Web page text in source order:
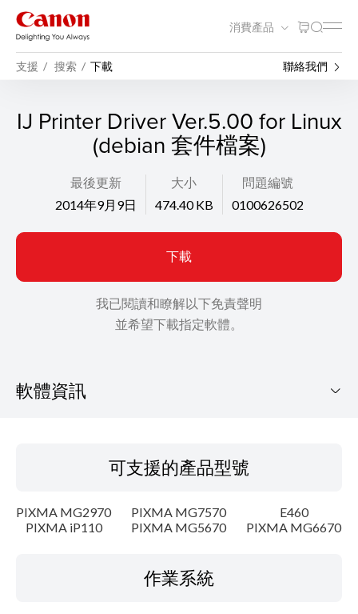
消費產品
支援 搜索 下載 聯絡我們
IJ Printer Driver Ver.5.00 for Linux
(debian 套件檔案)
最後更新
2014年9月9日
大小
474.40 KB
問題編號
0100626502
下載
我已閱讀和瞭解以下免責聲明
並希望下載指定軟體。
軟體資訊
語言
可支援的產品型號
PIXMA MG2970 PIXMA MG7570
E460
PIXMA iP110
PIXMA MG5670 PIXMA MG6670
作業系統